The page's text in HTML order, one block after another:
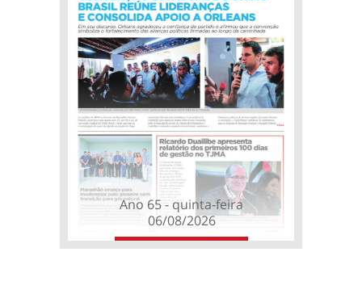
Ano 65 - quinta-feira
06/08/2026